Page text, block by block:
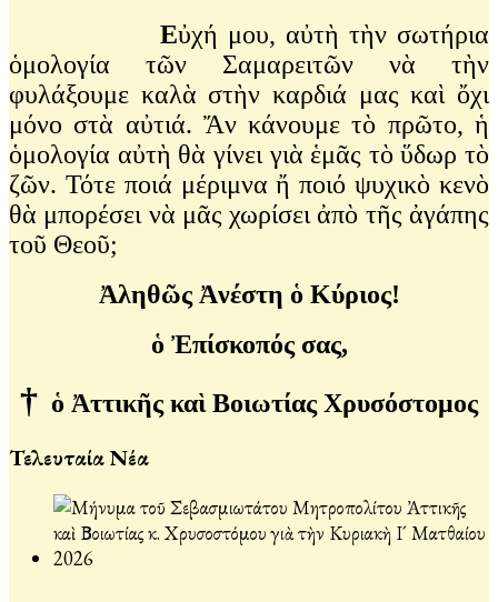
Εὐχή μου, αὐτὴ τὴν σωτήρια
ὁμολογία τῶν Σαμαρειτῶν νὰ τὴν
φυλάξουμε καλὰ στὴν καρδιά μας καὶ ὄχι
μόνο στὰ αὐτιά. Ἄν κάνουμε τὸ πρῶτο, ἡ
ὁμολογία αὐτὴ θὰ γίνει γιὰ ἑμᾶς τὸ ὕδωρ τὸ
ζῶν. Τότε ποιά μέριμνα ἤ ποιό ψυχικὸ κενὸ
θὰ μπορέσει νὰ μᾶς χωρίσει ἀπὸ τῆς ἀγάπης
τοῦ Θεοῦ;
Ἀληθῶς Ἀνέστη ὁ Κύριος!
ὁ Ἐπίσκοπός σας,
† ὁ Ἀττικῆς καὶ Βοιωτίας Χρυσόστομος
Τελευταία Νέα